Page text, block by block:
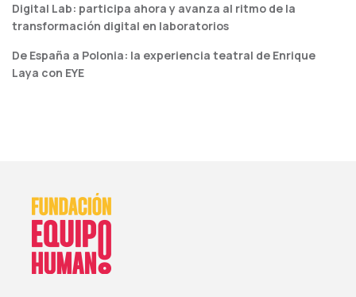
Digital Lab: participa ahora y avanza al ritmo de la
transformación digital en laboratorios
De España a Polonia: la experiencia teatral de Enrique
Laya con EYE